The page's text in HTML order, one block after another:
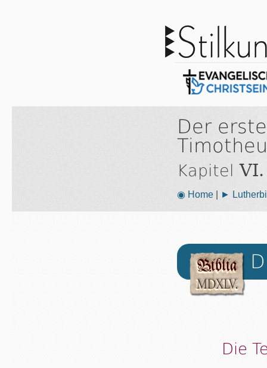
Der
KapitelVI.
◉ Home| ►
Die